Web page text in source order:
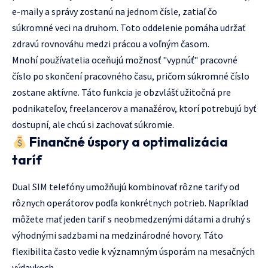
e-maily a správy zostanú na jednom čísle, zatiaľ čo
súkromné veci na druhom. Toto oddelenie pomáha udržať
zdravú rovnováhu medzi prácou a voľným časom.
Mnohí používatelia oceňujú možnosť "vypnúť" pracovné
číslo po skončení pracovného času, pričom súkromné číslo
zostane aktívne. Táto funkcia je obzvlášť užitočná pre
podnikateľov, freelancerov a manažérov, ktorí potrebujú byť
dostupní, ale chcú si zachovať súkromie.
Finančné úspory a optimalizácia
taríf
Dual SIM telefóny umožňujú kombinovať rôzne tarify od
rôznych operátorov podľa konkrétnych potrieb. Napríklad
môžete mať jeden tarif s neobmedzenými dátami a druhý s
výhodnými sadzbami na medzinárodné hovory. Táto
flexibilita často vedie k významným úsporám na mesačných